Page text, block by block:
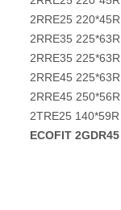
2RRE25
2RRE35 225*63R
2RRE35
2RRE45
2RRE45
2TRE25
ECOFIT